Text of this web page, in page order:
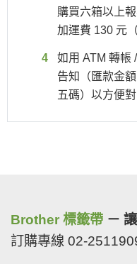
購買六箱以上
加運費 130 元
如用 ATM 轉帳
告知（匯款金
五碼）以方便對
Brother 標籤帶 －
訂購專線 02-